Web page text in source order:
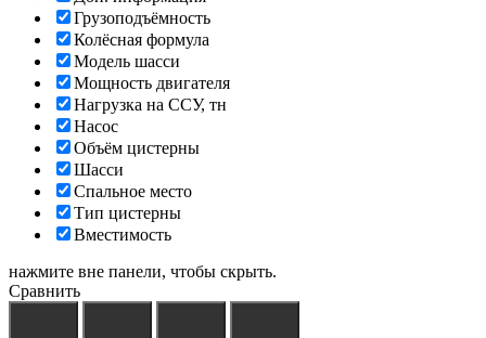
Грузоподъёмность
Колёсная формула
Модель шасси
Мощность двигателя
Нагрузка на ССУ, тн
Насос
Объём цистерны
Шасси
Спальное место
Тип цистерны
Вместимость
нажмите вне панели, чтобы скрыть.
Сравнить